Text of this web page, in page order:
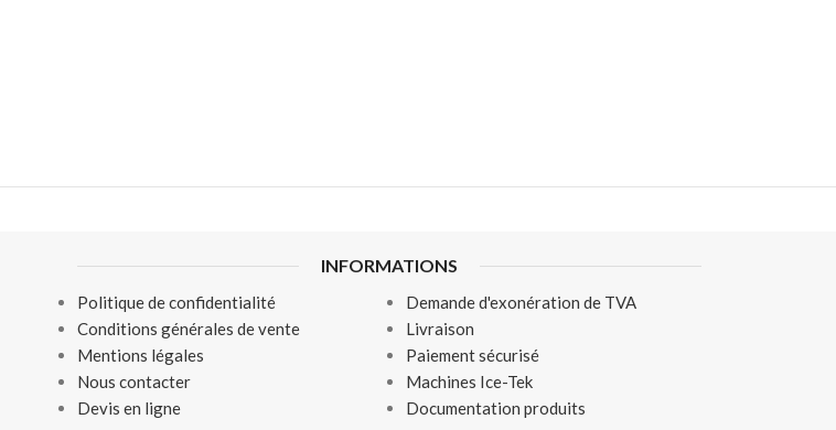
INFORMATIONS
Politique de confidentialité
Conditions générales de vente
Mentions légales
Nous contacter
Devis en ligne
Demande d'exonération de TVA
Livraison
Paiement sécurisé
Machines Ice-Tek
Documentation produits